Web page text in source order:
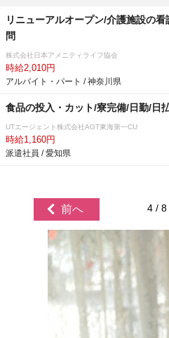
リニューアルオープン/介護施設の
問
株式会社日本アメニティライフ協会
時給2,010円
アルバイト・パート / 神奈川県
食品の投入・カット/寮完備/日勤/日
UTエージェント株式会社AGT東海第一CU
時給1,160円
派遣社員 / 愛知県
前へ 4 / 8